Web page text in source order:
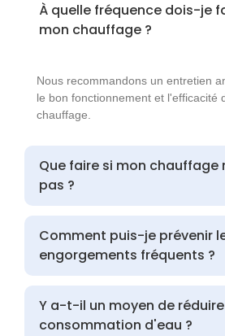
À quelle fréquence dois-je
mon chauffage ?
Nous recommandons un entretien
le bon fonctionnement et l'efficacité
chauffage.
Que faire si mon chauffage
pas ?
Comment puis-je prévenir
engorgements fréquents ?
Y a-t-il un moyen de
consommation d'eau ?